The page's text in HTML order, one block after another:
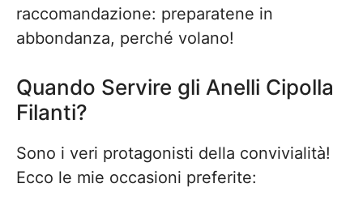
raccomandazione: preparatene in
abbondanza, perché volano!
Quando Servire gli Anelli Cipolla
Filanti?
Sono i veri protagonisti della convivialità!
Ecco le mie occasioni preferite: